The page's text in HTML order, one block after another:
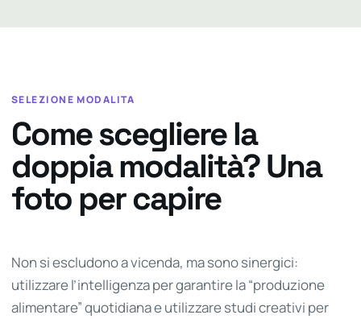
SELEZIONE MODALITA
Come scegliere la
doppia modalità? Una
foto per capire
Non si escludono a vicenda, ma sono sinergici:
utilizzare l’intelligenza per garantire la “produzione
alimentare” quotidiana e utilizzare studi creativi per